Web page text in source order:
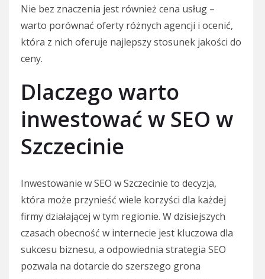
Nie bez znaczenia jest również cena usług –
warto porównać oferty różnych agencji i ocenić,
która z nich oferuje najlepszy stosunek jakości do
ceny.
Dlaczego warto
inwestować w SEO w
Szczecinie
Inwestowanie w SEO w Szczecinie to decyzja,
która może przynieść wiele korzyści dla każdej
firmy działającej w tym regionie. W dzisiejszych
czasach obecność w internecie jest kluczowa dla
sukcesu biznesu, a odpowiednia strategia SEO
pozwala na dotarcie do szerszego grona